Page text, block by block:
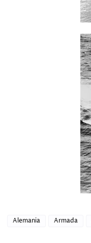
Alemania Armada